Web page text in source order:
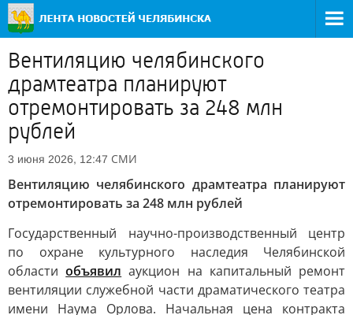
Вентиляцию челябинского
драмтеатра планируют
отремонтировать за 248 млн
рублей
3 июня 2026, 12:47 СМИ
Вентиляцию челябинского драмтеатра планируют
отремонтировать за 248 млн рублей
Государственный научно-производственный центр
по охране культурного наследия Челябинской
областиобъявил аукцион на капитальный ремонт
вентиляции служебной части драматического театра
имени Наума Орлова. Начальная цена контракта